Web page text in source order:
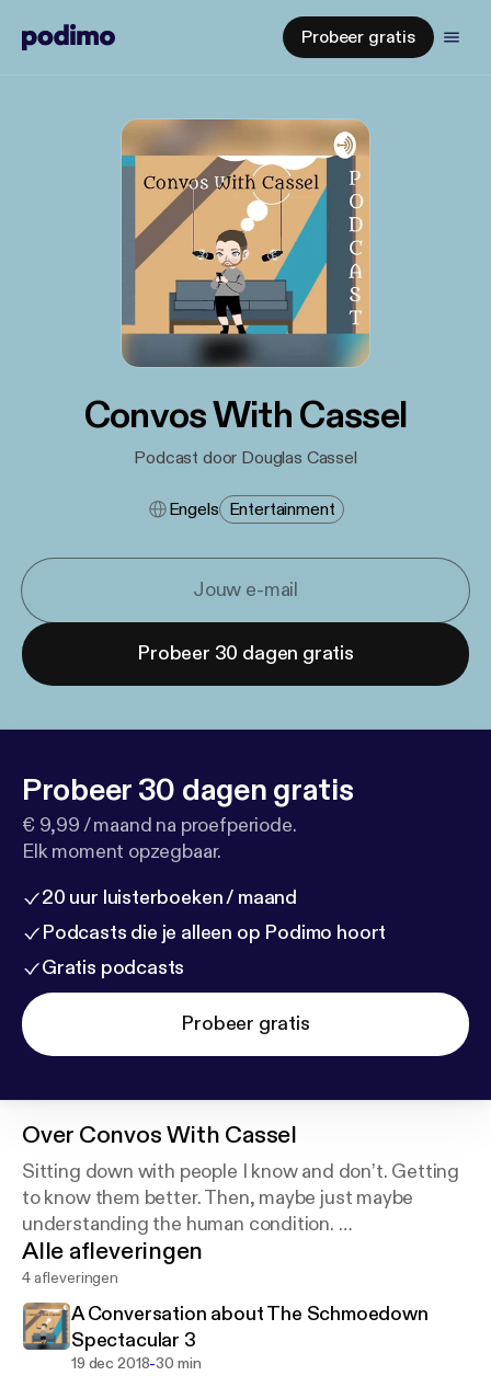
Probeer gratis
Convos With Cassel
Podcast door Douglas Cassel
Engels Entertainment
Probeer 30 dagen gratis
Probeer 30 dagen gratis
€ 9,99 / maand na proefperiode.
Elk moment opzegbaar.
20 uur luisterboeken / maand
Podcasts die je alleen op Podimo hoort
Gratis podcasts
Probeer gratis
Over Convos With Cassel
Sitting down with people I know and don’t. Getting
to know them better. Then, maybe just maybe
understanding the human condition.
Cover art photo provided by Andrew Ridley on
Unsplash:https://unsplash.com/@aridley88
Alle afleveringen
4 afleveringen
A Conversation about The Schmoedown
Spectacular 3
19 dec 2018-30 min